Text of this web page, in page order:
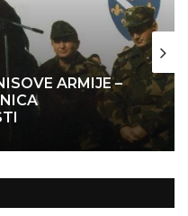
ARMIJE –